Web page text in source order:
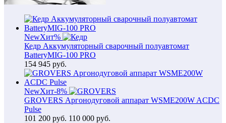
NewХит%
Кедр Аккумуляторный сварочный полуавтомат
BatteryMIG-100 PRO
154 945 руб.
NewХит-8%
GROVERS Аргонодуговой аппарат WSME200W ACDC
Pulse
101 200 руб. 110 000 руб.